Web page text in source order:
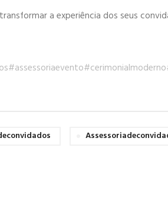
a experiência dos seus
#assessoriaevento#cerimonialmoderno